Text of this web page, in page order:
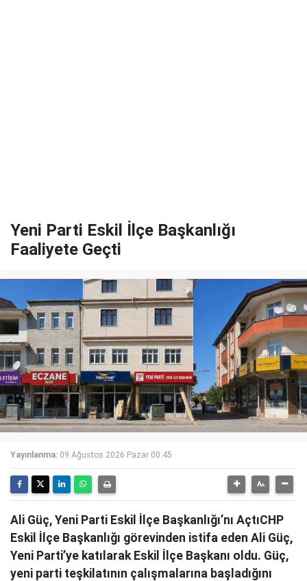
Yeni Parti Eskil İlçe Başkanlığı
Faaliyete Geçti
Yayınlanma: 09 Ağustos 2026 Pazar 00:45
Ali Güç, Yeni Parti Eskil İlçe Başkanlığı’nı AçtıCHP
Eskil İlçe Başkanlığı görevinden istifa eden Ali Güç,
Yeni Parti’ye katılarak Eskil İlçe Başkanı oldu. Güç,
yeni parti teşkilatının çalışmalarına başladığını